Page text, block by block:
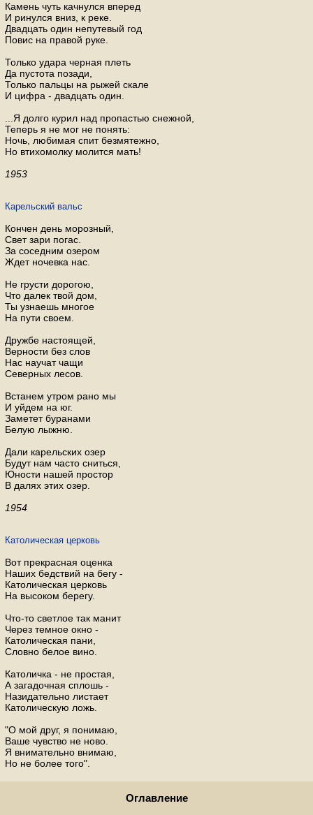
Камень чуть качнулся вперед
И ринулся вниз, к реке.
Двадцать один непутевый год
Повис на правой руке.
Только удара черная плеть
Да пустота позади,
Только пальцы на рыжей скале
И цифра - двадцать один.
...Я долго курил над пропастью снежной,
Теперь я не мог не понять:
Ночь, любимая спит безмятежно,
Но втихомолку молится мать!
1953
Карельский вальс
Кончен день морозный,
Свет зари погас.
За соседним озером
Ждет ночевка нас.
Не грусти дорогою,
Что далек твой дом,
Ты узнаешь многое
На пути своем.
Дружбе настоящей,
Верности без слов
Нас научат чащи
Северных лесов.
Встанем утром рано мы
И уйдем на юг.
Заметет буранами
Белую лыжню.
Дали карельских озер
Будут нам часто сниться,
Юности нашей простор
В далях этих озер.
1954
Католическая церковь
Вот прекрасная оценка
Наших бедствий на бегу -
Католическая церковь
На высоком берегу.
Что-то светлое так манит
Через темное окно -
Католическая пани,
Словно белое вино.
Католичка - не простая,
А загадочная сплошь -
Назидательно листает
Католическую ложь.
"О мой друг, я понимаю,
Ваше чувство не ново.
Я внимательно внимаю,
Но не более того".
Оглавление